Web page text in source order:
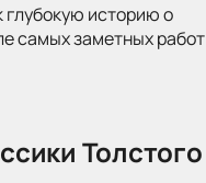
историю о
самых заметных работ
Толстого